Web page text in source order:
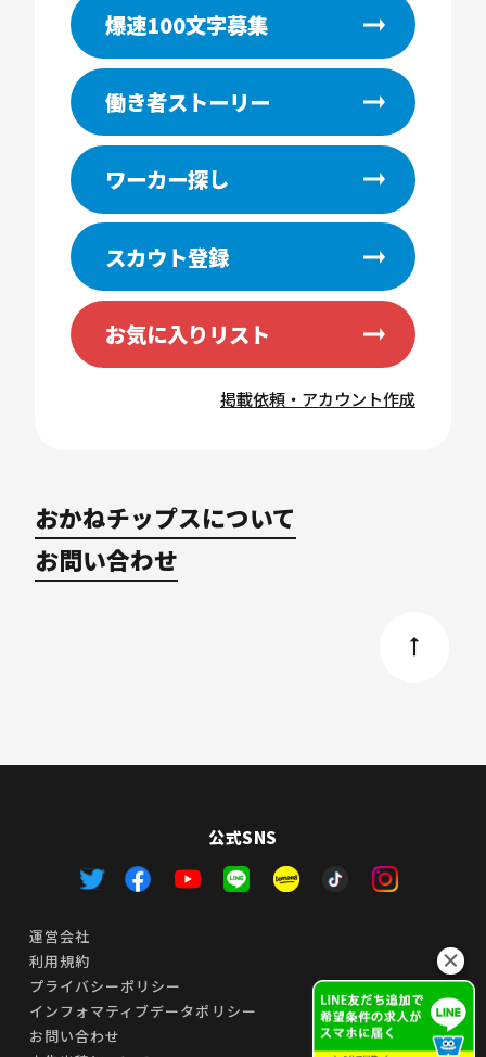
爆速100文字募集
働き者ストーリー
ワーカー探し
スカウト登録
お気に入りリスト
掲載依頼・アカウント作成
おかねチップスについて
お問い合わせ
公式SNS
運営会社
利用規約
プライバシーポリシー
インフォマティブデータポリシー
お問い合わせ